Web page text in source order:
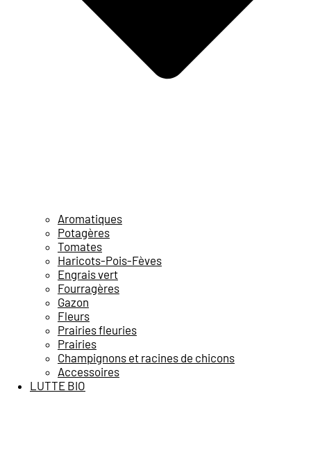
Aromatiques
Potagères
Tomates
Haricots-Pois-Fèves
Engrais vert
Fourragères
Gazon
Fleurs
Prairies fleuries
Prairies
Champignons et racines de chicons
Accessoires
LUTTE BIO